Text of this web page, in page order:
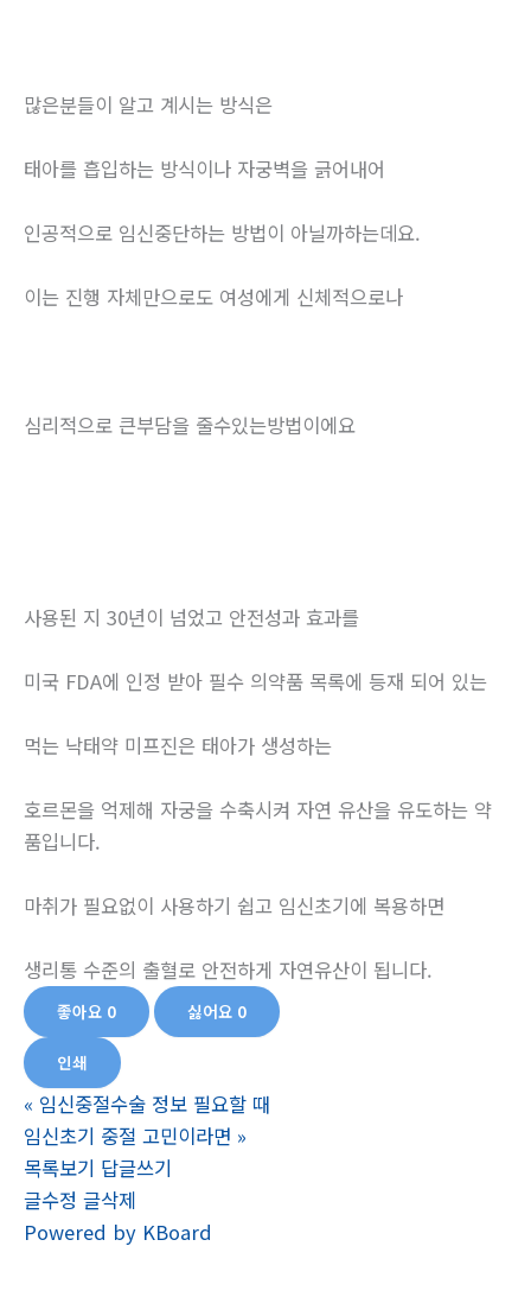
많은분들이 알고 계시는 방식은
태아를 흡입하는 방식이나 자궁벽을 긁어내어
인공적으로 임신중단하는 방법이 아닐까하는데요.
이는 진행 자체만으로도 여성에게 신체적으로나
심리적으로 큰부담을 줄수있는방법이에요
사용된 지 30년이 넘었고 안전성과 효과를
미국 FDA에 인정 받아 필수 의약품 목록에 등재 되어 있는
먹는 낙태약 미프진은 태아가 생성하는
호르몬을 억제해 자궁을 수축시켜 자연 유산을 유도하는 약
품입니다.
마취가 필요없이 사용하기 쉽고 임신초기에 복용하면
생리통 수준의 출혈로 안전하게 자연유산이 됩니다.
좋아요 0 싫어요 0
인쇄
« 임신중절수술 정보 필요할 때
임신초기 중절 고민이라면 »
목록보기 답글쓰기
글수정 글삭제
Powered by KBoard